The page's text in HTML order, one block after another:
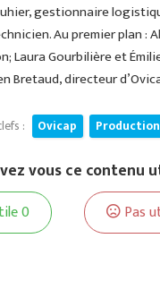
gestionnaire
Au premier plan :
Laura Gourbilière et
Bretaud, directeur
: Ovicap
vous ce contenu
0 Pas